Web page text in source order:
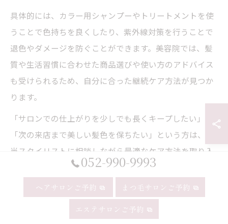
具体的には、カラー用シャンプーやトリートメントを使
うことで色持ちを良くしたり、紫外線対策を行うことで
退色やダメージを防ぐことができます。美容院では、髪
質や生活習慣に合わせた商品選びや使い方のアドバイス
も受けられるため、自分に合った継続ケア方法が見つか
ります。
「サロンでの仕上がりを少しでも長くキープしたい」
「次の来店まで美しい髪色を保ちたい」という方は、担
当スタイリストに相談しながら最適なケア方法を取り入
れてみると良いでしょう。定期的なメンテナンスと日々
のホームケアの両立が、若々しい印象を維持する秘訣で
す。
052-990-9993
ヘアサロンご予約 まつ毛サロンご予約
エステサロンご予約